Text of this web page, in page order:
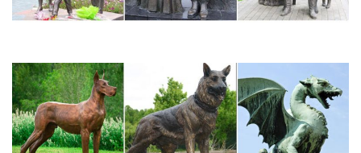
бесплатная доставка по Москве (в пределах МКАД) и Санкт-
Петербургу.
*Статуэтка фарфоровая СОБАКА серия Цветок. 1 300.
КУПИТЬ. Код товара: AE-107938. *Статуэтка фарфоровая
ЩЕНОК серия Цветок. 1 450.
Значки купить в Санкт-Петербурге в магазине оригинальных…